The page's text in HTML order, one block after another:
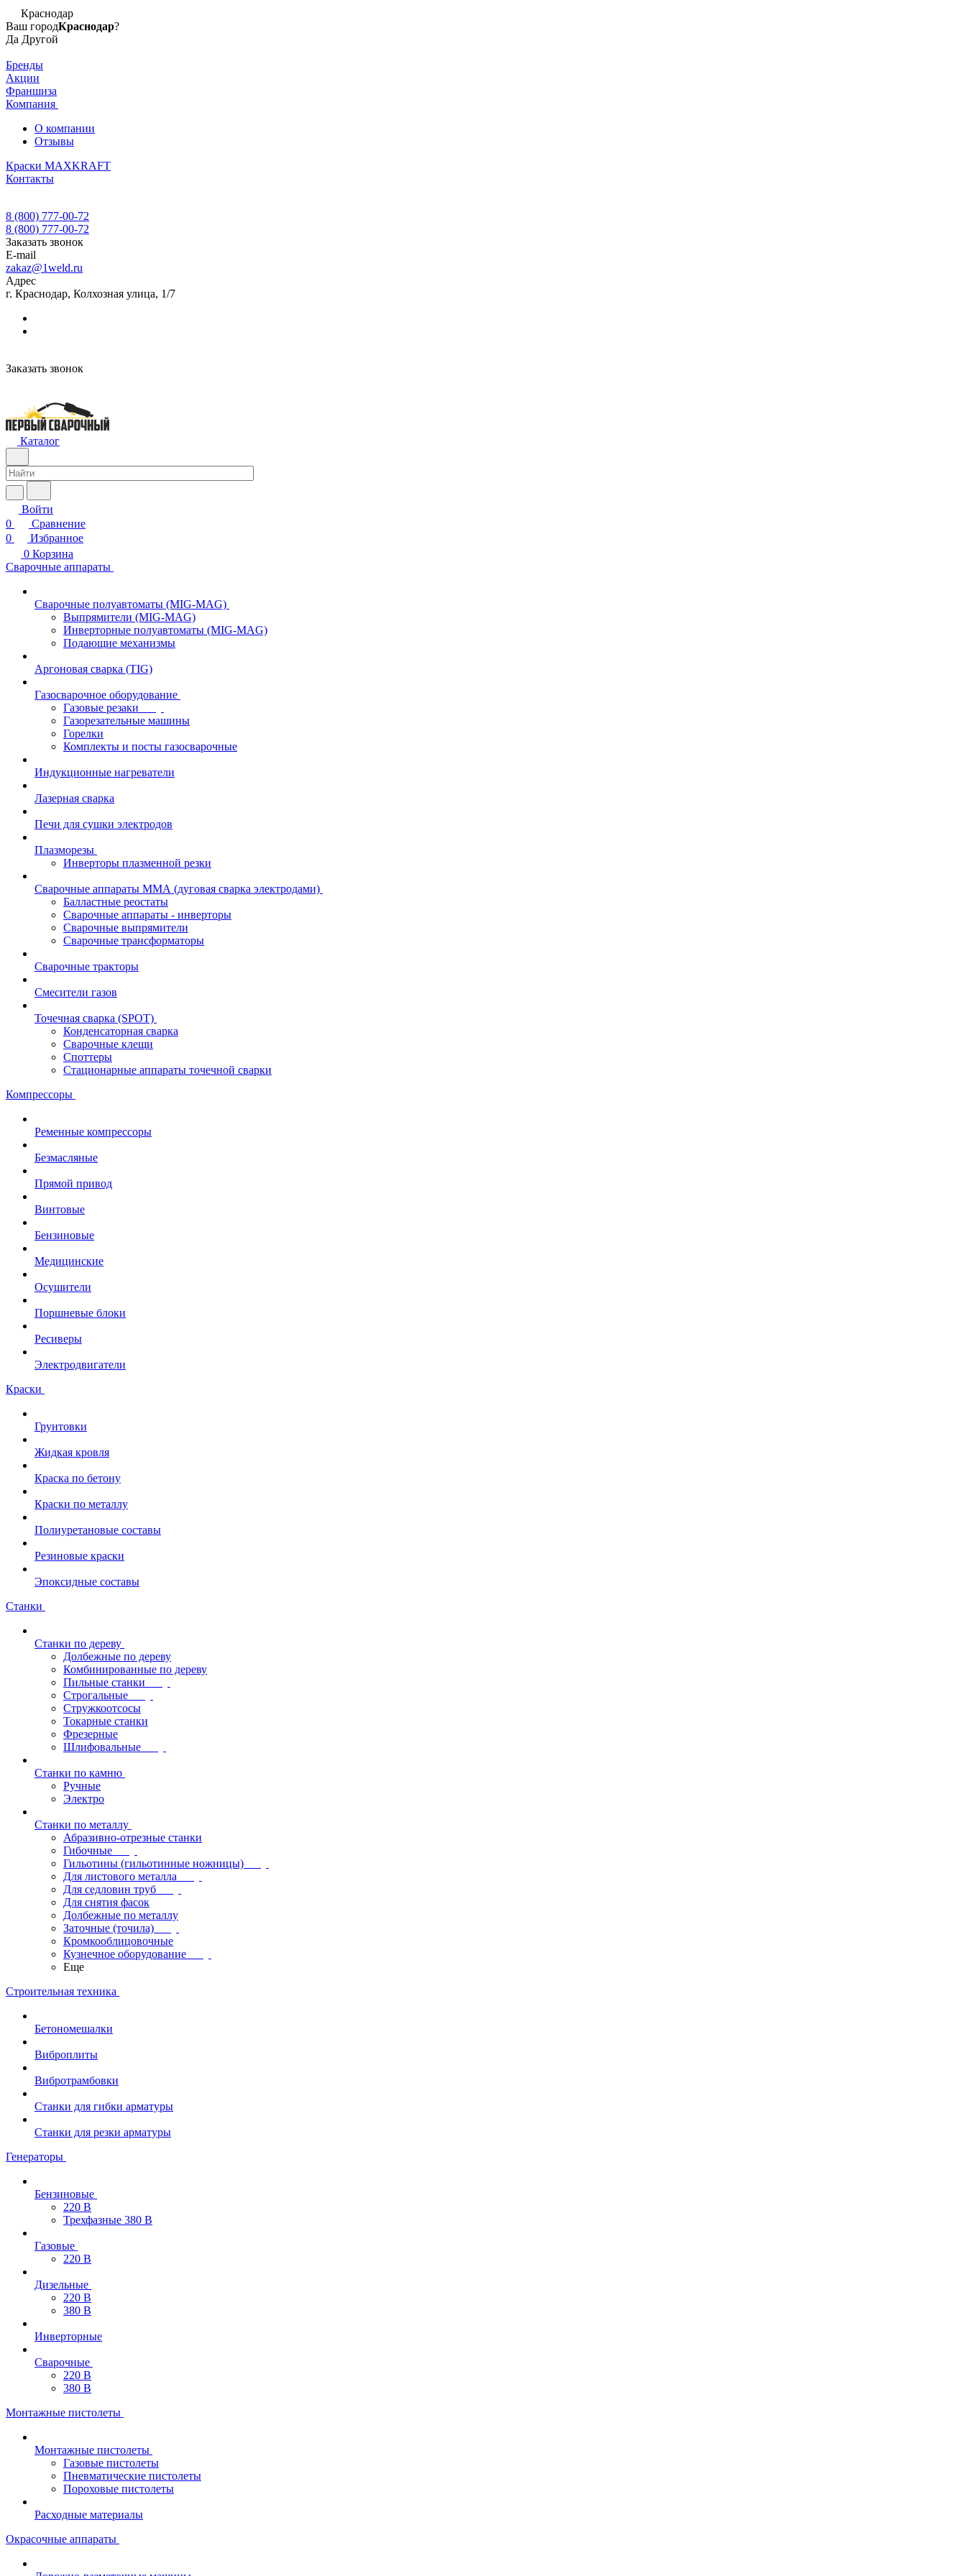
Краснодар
Ваш городКраснодар?
Да Другой
Бренды
Акции
Франшиза
Компания
О компании
Отзывы
Краски MAXKRAFT
Контакты
8 (800) 777-00-72
8 (800) 777-00-72
Заказать звонок
E-mail
zakaz@1weld.ru
Адрес
г. Краснодар, Колхозная улица, 1/7
Заказать звонок
Каталог
Войти
0
Сравнение
0
Избранное
0 Корзина
Сварочные аппараты
Сварочные полуавтоматы (MIG-MAG)
Выпрямители (MIG-MAG)
Инверторные полуавтоматы (MIG-MAG)
Подающие механизмы
Аргоновая сварка (TIG)
Газосварочное оборудование
Газовые резаки
Газорезательные машины
Горелки
Комплекты и посты газосварочные
Индукционные нагреватели
Лазерная сварка
Печи для сушки электродов
Плазморезы
Инверторы плазменной резки
Сварочные аппараты ММА (дуговая сварка электродами)
Балластные реостаты
Сварочные аппараты - инверторы
Сварочные выпрямители
Сварочные трансформаторы
Сварочные тракторы
Смесители газов
Точечная сварка (SPOT)
Конденсаторная сварка
Сварочные клещи
Споттеры
Стационарные аппараты точечной сварки
Компрессоры
Ременные компрессоры
Безмасляные
Прямой привод
Винтовые
Бензиновые
Медицинские
Осушители
Поршневые блоки
Ресиверы
Электродвигатели
Краски
Грунтовки
Жидкая кровля
Краска по бетону
Краски по металлу
Полиуретановые составы
Резиновые краски
Эпоксидные составы
Станки
Станки по дереву
Долбежные по дереву
Комбинированные по дереву
Пильные станки
Строгальные
Стружкоотсосы
Токарные станки
Фрезерные
Шлифовальные
Станки по камню
Ручные
Электро
Станки по металлу
Абразивно-отрезные станки
Гибочные
Гильотины (гильотинные ножницы)
Для листового металла
Для седловин труб
Для снятия фасок
Долбежные по металлу
Заточные (точила)
Кромкооблицовочные
Кузнечное оборудование
Еще
Строительная техника
Бетономешалки
Виброплиты
Вибротрамбовки
Станки для гибки арматуры
Станки для резки арматуры
Генераторы
Бензиновые
220 В
Трехфазные 380 В
Газовые
220 В
Дизельные
220 В
380 В
Инверторные
Сварочные
220 В
380 В
Монтажные пистолеты
Монтажные пистолеты
Газовые пистолеты
Пневматические пистолеты
Пороховые пистолеты
Расходные материалы
Окрасочные аппараты